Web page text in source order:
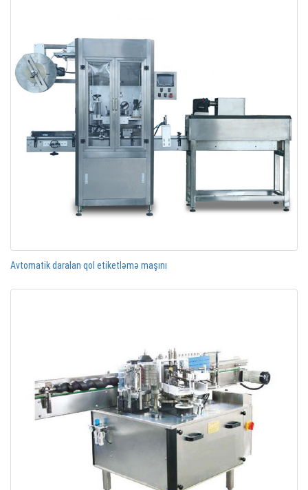
Avtomatik daralan qol etiketləmə maşını